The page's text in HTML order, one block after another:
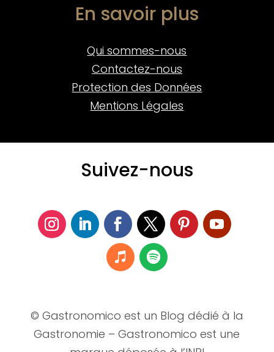
En savoir plus
Qui sommes-nous
Contactez-nous
Protection des Données
Mentions Légales
Suivez-nous
© Gastronomico est un Blog dédié à la
Gastronomie – Gastronomico est une